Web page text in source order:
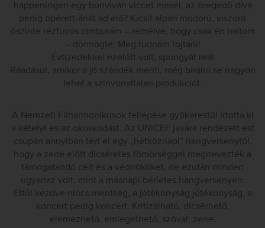
happeningen egy bonviván viccet mesél, az öregedő díva
pedig operett-áriát ad elő? Kicsit alpári modorú, viszont
őszinte rézfúvós cimborám – remélve, hogy csak én hallom
– dörmögte: Meg tudnám fojtani!
Évtizedekkel ezelőtt volt, spongyát reá!
Ráadásul, amikor a jó szándék menti, még bírálni se nagyon
lehet a színvonaltalan produkciót.
A Nemzeti Filharmonikusok fellépése gyökerestül irtotta ki
a kételyt és az okoskodást. Az UNICEF javára rendezett est
csupán annyiban tért el egy „hétköznapi” hangversenytől,
hogy a zene előtt dicséretes tömörséggel megnevezték a
támogatandó célt és a védnököket, de ezután minden
ugyanaz volt, mint a másnapi bérletes hangversenyen.
Ettől kezdve nincs mentség, a jótékonyság jótékonyság, a
koncert pedig koncert. Kritizálható, dicsérhető,
elemezhető, emlegethető, szóval: zene.